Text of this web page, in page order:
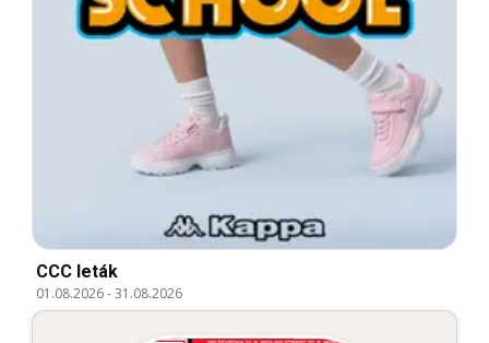
CCC leták
01.08.2026-31.08.2026